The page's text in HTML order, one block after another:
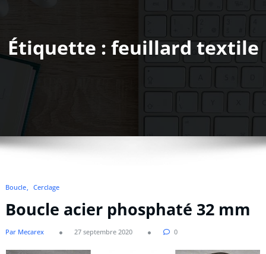
Étiquette : feuillard textile
Boucle Cerclage
Boucle acier phosphaté 32 mm
Par Mecarex 27 septembre 2020 0